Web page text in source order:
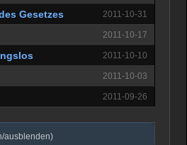
Gesetzes 2011-10-31
2011-10-17
2011-10-10
2011-10-03
2011-09-26
ausblenden)